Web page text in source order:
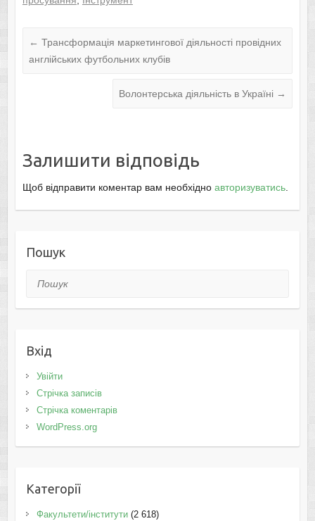
← Трансформація маркетингової діяльності провідних
англійських футбольних клубів
Волонтерська діяльність в Україні →
Залишити відповідь
Щоб відправити коментар вам необхідно авторизуватись.
Пошук
Пошук
Вхід
Увійти
Стрічка записів
Стрічка коментарів
WordPress.org
Категорії
Факультети/інститути(2 618)